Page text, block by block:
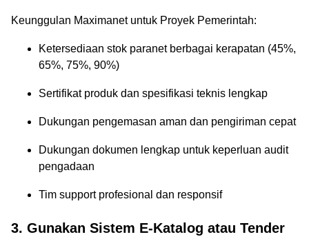
Keunggulan Maximanet untuk Proyek Pemerintah:
Ketersediaan stok paranet berbagai kerapatan (45%,
65%, 75%, 90%)
Sertifikat produk dan spesifikasi teknis lengkap
Dukungan pengemasan aman dan pengiriman cepat
Dukungan dokumen lengkap untuk keperluan audit
pengadaan
Tim support profesional dan responsif
3. Gunakan Sistem E-Katalog atau Tender